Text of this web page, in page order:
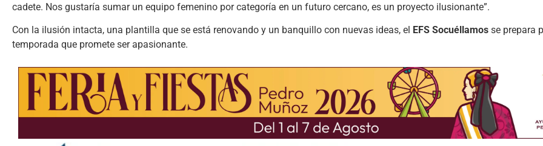
cadete. Nos gustaría sumar un equipo femenino por categoría en un futuro cercano, es un proyecto ilusionante”.
Con la ilusión intacta, una plantilla que se está renovando y un banquillo con nuevas ideas, el EFS Socuéllamos se prepara
temporada que promete ser apasionante.